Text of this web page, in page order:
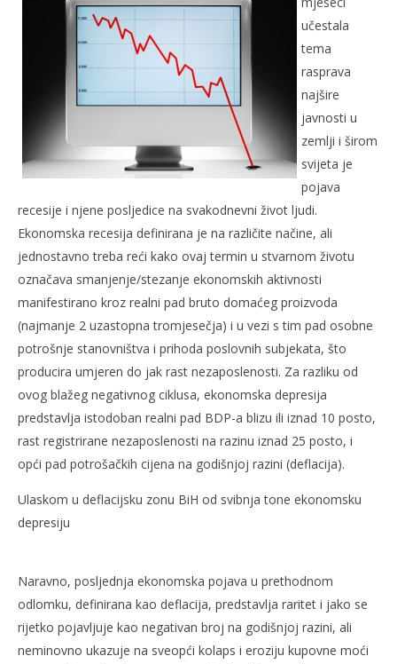
NOW VIEWING
DEFLACIJA NA SCENI – TEŠKA EKONOMSKA DEPRESIJA U
BiH POSTAJE STVARNOST
srpnja
2009.
Rafaela
učestala
tema
rasprava
najšire
javnosti u
zemlji i širom
svijeta je
pojava
recesije i njene posljedice na svakodnevni život ljudi.
Ekonomska recesija definirana je na različite načine, ali
jednostavno treba reći kako ovaj termin u stvarnom životu
označava smanjenje/stezanje ekonomskih aktivnosti
manifestirano kroz realni pad bruto domaćeg proizvoda
(najmanje 2 uzastopna tromjesečja) i u vezi s tim pad osobne
potrošnje stanovništva i prihoda poslovnih subjekata, što
producira umjeren do jak rast nezaposlenosti. Za razliku od
ovog blažeg negativnog ciklusa, ekonomska depresija
predstavlja istodoban realni pad BDP-a blizu ili iznad 10 posto,
rast registrirane nezaposlenosti na razinu iznad 25 posto, i
opći pad potrošačkih cijena na godišnjoj razini (deflacija).
Ulaskom u deflacijsku zonu BiH od svibnja tone ekonomsku
depresiju
Naravno, posljednja ekonomska pojava u prethodnom
odlomku, definirana kao deflacija, predstavlja raritet i jako se
rijetko pojavljuje kao negativan broj na godišnjoj razini, ali
neminovno ukazuje na sveopći kolaps i eroziju kupovne moći